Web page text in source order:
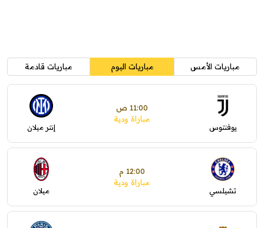
مباريات الأمس مباريات اليوم مباريات قادمة
يوفنتوس
11:00 ص
مباراة ودية
إنتر ميلان
تشيلسي
12:00 م
مباراة ودية
ميلان